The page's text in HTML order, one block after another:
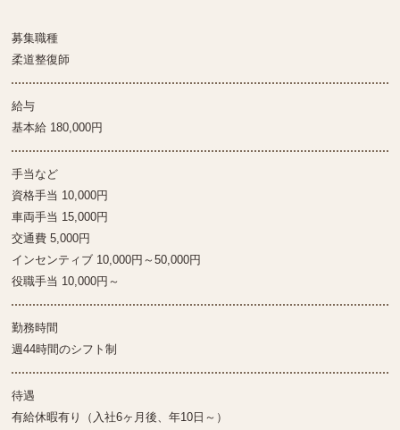
募集職種
柔道整復師
給与
基本給 180,000円
手当など
資格手当 10,000円
車両手当 15,000円
交通費 5,000円
インセンティブ 10,000円～50,000円
役職手当 10,000円～
勤務時間
週44時間のシフト制
待遇
有給休暇有り（入社6ヶ月後、年10日～）